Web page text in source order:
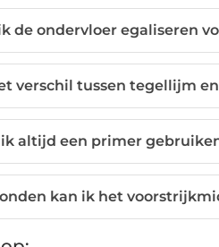
de ondervloer egaliseren
verschil tussen tegellijm
altijd een primer
kan ik het